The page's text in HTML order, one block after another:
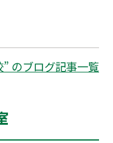
のブログ記事一覧